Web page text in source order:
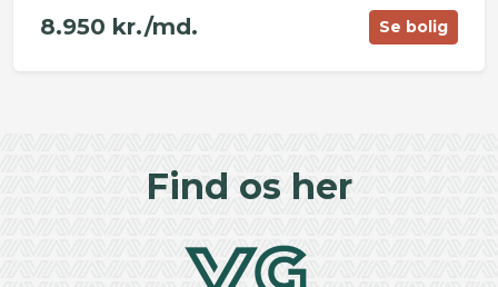
8.950 kr./md. Se bolig
Find os her